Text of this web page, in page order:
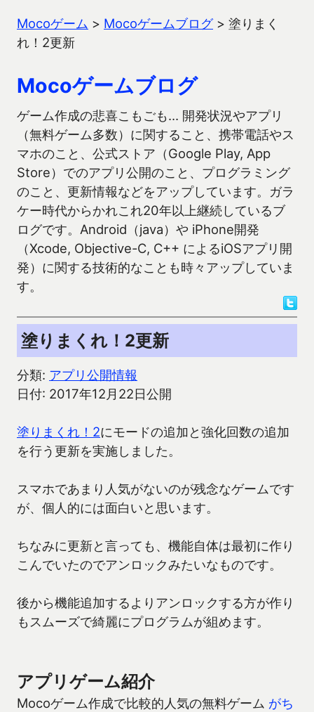
Mocoゲーム > Mocoゲームブログ> 塗りまく
れ！2更新
Mocoゲームブログ
ゲーム作成の悲喜こもごも… 開発状況やアプリ
（無料ゲーム多数）に関すること、携帯電話やス
マホのこと、公式ストア（Google Play, App
Store）でのアプリ公開のこと、プログラミング
のこと、更新情報などをアップしています。ガラ
ケー時代からかれこれ20年以上継続しているブ
ログです。Android（java）や iPhone開発
（Xcode, Objective-C, C++ によるiOSアプリ開
発）に関する技術的なことも時々アップしていま
す。
塗りまくれ！2更新
分類: アプリ公開情報
日付: 2017年12月22日公開
塗りまくれ！2にモードの追加と強化回数の追加
を行う更新を実施しました。
スマホであまり人気がないのが残念なゲームです
が、個人的には面白いと思います。
ちなみに更新と言っても、機能自体は最初に作り
こんでいたのでアンロックみたいなものです。
後から機能追加するよりアンロックする方が作り
もスムーズで綺麗にプログラムが組めます。
アプリゲーム紹介
Mocoゲーム作成で比較的人気の無料ゲーム がち